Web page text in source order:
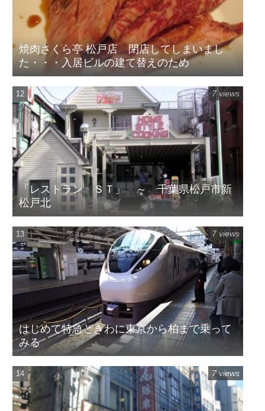
焼肉さくら亭 松戸店 閉店してしまいまし
た・・・入居ビルの建て替えのため
「レストラン ＳＴ」 ～ 千葉県松戸市新
松戸北
7 views
はじめて特急ときわに東京から柏まで乗って
みる
7 views
7 views